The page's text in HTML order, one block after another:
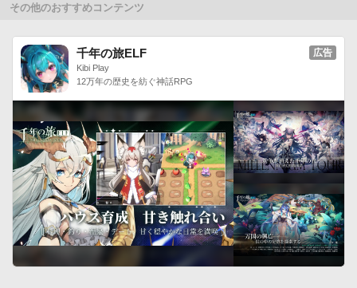
その他のおすすめコンテンツ
千年の旅ELF
Kibi Play
12万年の歴史を紡ぐ神話RPG
広告